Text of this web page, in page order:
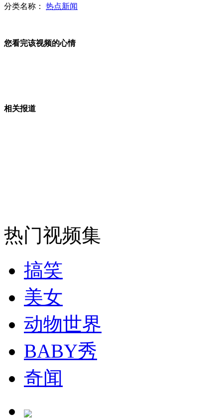
座驾抛锚 女王为司机鼓劲
无痛分娩是否安全 医生回应
外交部：有关国家言论片面不公正
安徽一实载49人客车翻车
分类名称： 热点新闻
您看完该视频的心情
相关报道
热门视频集
搞笑
美女
动物世界
BABY秀
奇闻